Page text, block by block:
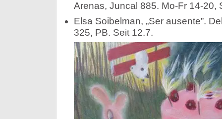
Arenas, Juncal 885. Mo-Fr 14-20,
Elsa Soibelman, „Ser ausente”.
325, PB. Seit 12.7.